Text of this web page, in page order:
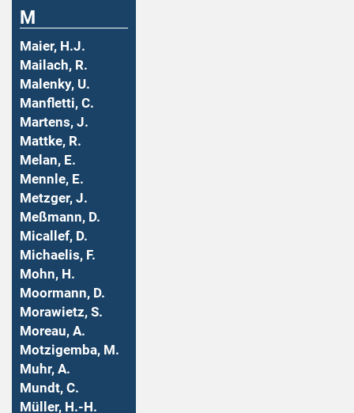
M
Maier, H.J.
Mailach, R.
Malenky, U.
Manfletti, C.
Martens, J.
Mattke, R.
Melan, E.
Mennle, E.
Metzger, J.
Meßmann, D.
Micallef, D.
Michaelis, F.
Mohn, H.
Moormann, D.
Morawietz, S.
Moreau, A.
Motzigemba, M.
Muhr, A.
Mundt, C.
Müller, H.-H.